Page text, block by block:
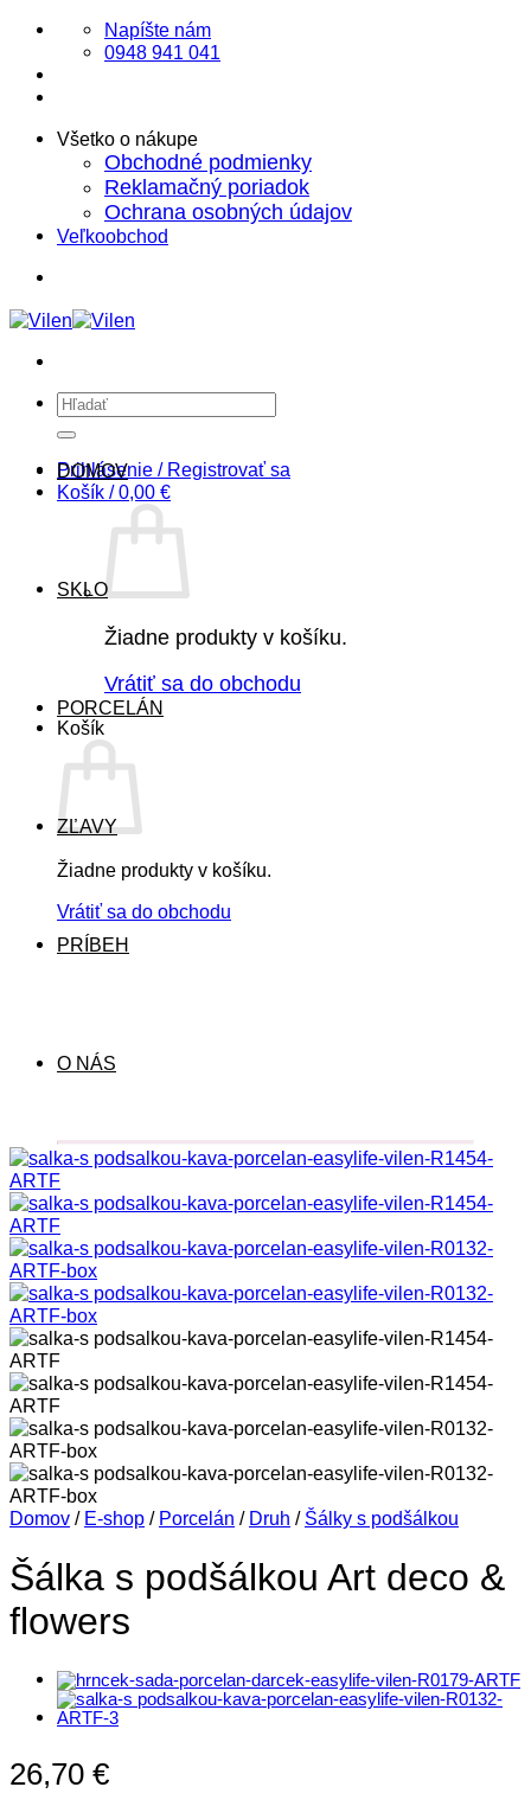
Skip
content
Napíšte nám
0948 941 041
Všetko o nákupe
Obchodné podmienky
Reklamačný poriadok
Ochrana osobných údajov
Veľkoobchod
Hľadať:
Prihlásenie / Registrovať sa
Košík /0,00 €
Žiadne produkty v košíku.
Vrátiť sa do obchodu
Košík
Žiadne produkty v košíku.
Vrátiť sa do obchodu
DOMOV
SKLO
PORCELÁN
ZĽAVY
PRÍBEH
O NÁS
Domov / E-shop / Porcelán / Druh / Šálky s podšálkou
Šálka s podšálkou Art deco &
flowers
26,70 €